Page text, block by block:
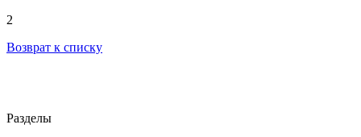
2
Возврат к списку
Разделы